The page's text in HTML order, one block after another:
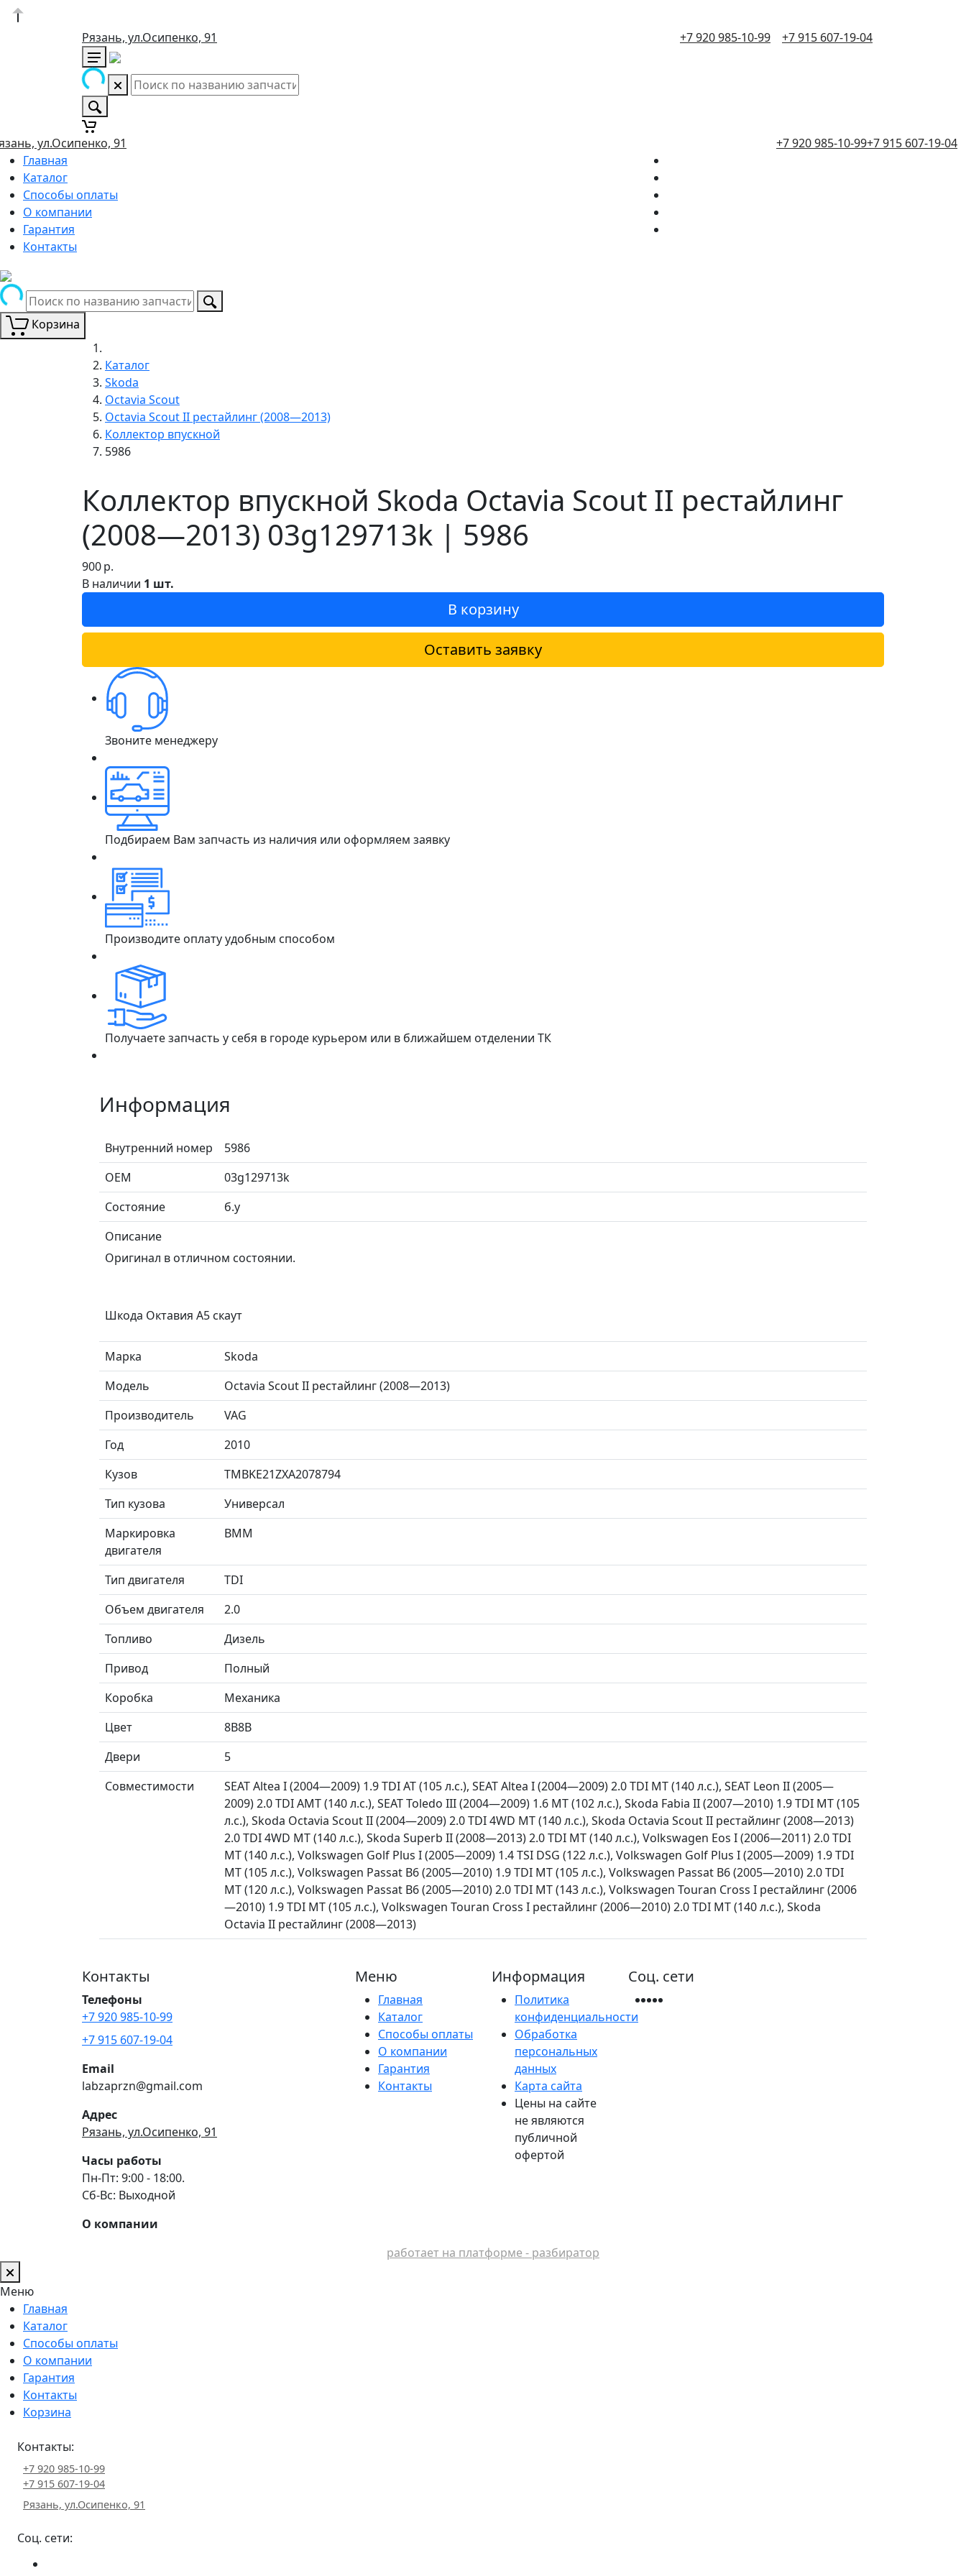
Рязань, ул.Осипенко, 91 +7 920 985-10-99 +7 915 607-19-04
ул.Осипенко, 91 +7 920 985-10-99+7 915 607-19-04
Главная
Каталог
Способы оплаты
О компании
Гарантия
Контакты
Корзина
Каталог
Skoda
Octavia Scout
Octavia Scout II рестайлинг (2008—2013)
Коллектор впускной
5986
Коллектор впускной Skoda Octavia Scout II рестайлинг
(2008—2013) 03g129713k | 5986
900р.
В наличии 1 шт.
В корзину
Оставить заявку
Звоните менеджеру
Подбираем Вам запчасть из наличия или оформляем заявку
Производите оплату удобным способом
Получаете запчасть у себя в городе курьером или в ближайшем отделении ТК
Информация
Внутренний номер
5986
ОЕМ
03g129713k
Состояние
б.у
Описание
Оригинал в отличном состоянии.
Шкода Октавия А5 скаут
Марка
Skoda
Модель
Octavia Scout II рестайлинг (2008—2013)
Производитель
VAG
Год
2010
Кузов
TMBKE21ZXA2078794
Тип кузова
Универсал
Маркировка
двигателя
BMM
Тип двигателя
TDI
Объем двигателя
2.0
Топливо
Дизель
Привод
Полный
Коробка
Механика
Цвет
8B8B
Двери
5
Совместимости
SEAT Altea I (2004—2009) 1.9 TDI AT (105 л.с.), SEAT Altea I (2004—2009) 2.0 TDI MT (140 л.с.), SEAT Leon II (2005—
2009) 2.0 TDI AMT (140 л.с.), SEAT Toledo III (2004—2009) 1.6 MT (102 л.с.), Skoda Fabia II (2007—2010) 1.9 TDI MT (105
л.с.), Skoda Octavia Scout II (2004—2009) 2.0 TDI 4WD MT (140 л.с.), Skoda Octavia Scout II рестайлинг (2008—2013)
2.0 TDI 4WD MT (140 л.с.), Skoda Superb II (2008—2013) 2.0 TDI MT (140 л.с.), Volkswagen Eos I (2006—2011) 2.0 TDI
MT (140 л.с.), Volkswagen Golf Plus I (2005—2009) 1.4 TSI DSG (122 л.с.), Volkswagen Golf Plus I (2005—2009) 1.9 TDI
MT (105 л.с.), Volkswagen Passat B6 (2005—2010) 1.9 TDI MT (105 л.с.), Volkswagen Passat B6 (2005—2010) 2.0 TDI
MT (120 л.с.), Volkswagen Passat B6 (2005—2010) 2.0 TDI MT (143 л.с.), Volkswagen Touran Cross I рестайлинг (2006
—2010) 1.9 TDI MT (105 л.с.), Volkswagen Touran Cross I рестайлинг (2006—2010) 2.0 TDI MT (140 л.с.), Skoda
Octavia II рестайлинг (2008—2013)
Контакты
Телефоны
+7 920 985-10-99
+7 915 607-19-04
Email
labzaprzn@gmail.com
Адрес
Рязань, ул.Осипенко, 91
Часы работы
Пн-Пт: 9:00 - 18:00.
Сб-Вс: Выходной
О компании
Меню
Главная
Каталог
Способы оплаты
О компании
Гарантия
Контакты
Информация
Политика
конфиденциальности
Обработка
персональных
данных
Карта сайта
Цены на сайте
не являются
публичной
офертой
Соц. сети
работает на платформе - разбиратор
Меню
Главная
Каталог
Способы оплаты
О компании
Гарантия
Контакты
Корзина
Контакты:
+7 920 985-10-99
+7 915 607-19-04
Рязань, ул.Осипенко, 91
Соц. сети: